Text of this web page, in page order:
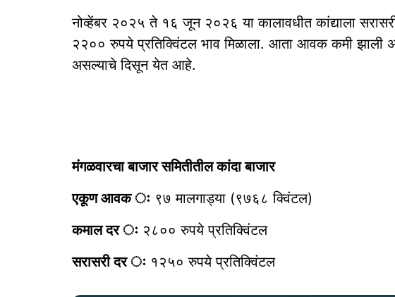
नोव्हेंबर २०२५ ते १६ जून २०२६ या कालावधीत कांद्याला
२२‍०० रुपये प्रतिक्विंटल भाव मिळाला. आता आवक कमी झाली
असल्याचे दिसून येत आहे.
मंगळवारचा बाजार समितीतील कांदा बाजार
एकूण आवक ः ९७ मालगाड्या (९७६८ क्विंटल)
कमाल दर ः २८०० रुपये प्रतिक्विंटल
सरासरी दर ः १२५० रुपये प्रतिक्विंटल